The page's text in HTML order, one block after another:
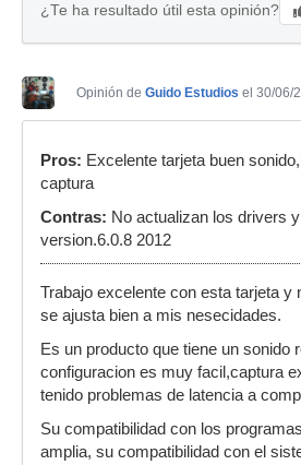
¿Te ha resultado útil esta opinión?
Opinión de Guido Estudios el 30/06/
Pros: Excelente tarjeta buen
captura
Contras: No actualizan los drivers
version.6.0.8 2012
Trabajo excelente con esta tarjeta y
se ajusta bien a mis nesecidades.
Es un producto que tiene un sonido
configuracion es muy facil,captura
tenido problemas de latencia a
Su compatibilidad con los
amplia, su compatibilidad con el